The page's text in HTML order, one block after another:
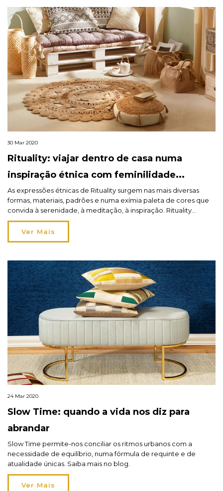
30 Mar 2020
Rituality: viajar dentro de casa numa
inspiração étnica com feminilidade
bohémia
As expressões étnicas de Rituality surgem nas mais diversas
formas, materiais, padrões e numa exímia paleta de cores que
convida à serenidade, à meditação, à inspiração. Rituality
desafia-nos a viver a casa para lá dela própria. Saiba mais no
blog.Ver Mais
24 Mar 2020
Slow Time: quando a vida nos diz para
abrandar
Slow Time permite-nos conciliar os ritmos urbanos com a
necessidade de equilíbrio, numa fórmula de requinte e de
atualidade únicas. Saiba mais no blog.
Ver Mais